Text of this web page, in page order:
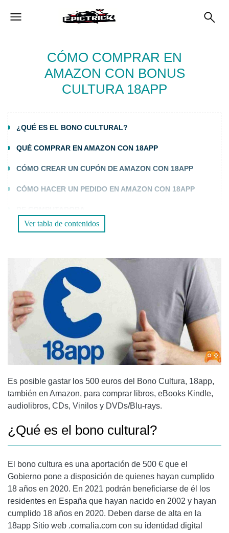
CÓMO COMPRAR EN
AMAZON CON BONUS
CULTURA 18APP
¿QUÉ ES EL BONO CULTURAL?
QUÉ COMPRAR EN AMAZON CON 18APP
CÓMO CREAR UN CUPÓN DE AMAZON CON 18APP
CÓMO HACER UN PEDIDO EN AMAZON CON 18APP
DESDE TELÉFONOS INTELIGENTES Y TABLETAS
Ver tabla de contenidos
Es posible gastar los 500 euros del Bono Cultura, 18app,
también en Amazon, para comprar libros, eBooks Kindle,
audiolibros, CDs, Vinilos y DVDs/Blu-rays.
¿Qué es el bono cultural?
El bono cultura es una aportación de 500 € que el
Gobierno pone a disposición de quienes hayan cumplido
18 años en 2020. En 2021 podrán beneficiarse de él los
residentes en España que hayan nacido en 2002 y hayan
cumplido 18 años en 2020. Deben darse de alta en la
18app Sitio web .comalia.com con su identidad digital